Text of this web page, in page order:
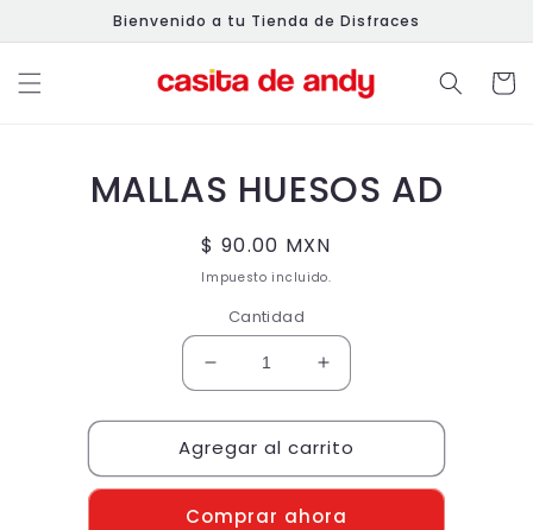
directamente
al contenido
Bienvenido a tu Tienda de Disfraces
Carrito
directamenteMALLAS HUESOS AD
Precio
habitual
$ 90.00 MXN
Impuesto incluido.
Cantidad
Reducir
cantidad
para
MALLAS
HUESOS
AD
Aumentar
cantidad
para
MALLAS
HUESOS
AD
Agregar al carrito
Comprar ahora